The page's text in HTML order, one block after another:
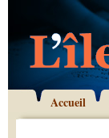
Accueil